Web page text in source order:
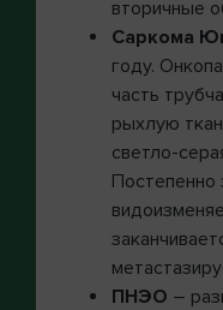
вторичные
Саркома
году.
часть
рыхлую
светло-
Постепенно
ПНЭО –